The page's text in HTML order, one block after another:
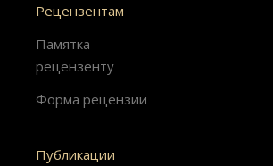
Рецензентам
Памятка
рецензенту
Форма рецензии
Публикации